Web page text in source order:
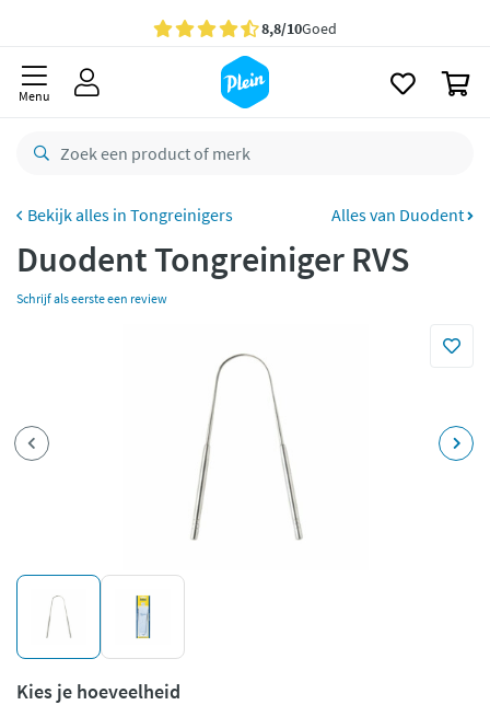
Gratisbezorging vanaf 35,- *
Bestelling uiterlijkzaterdag
retourneren
CO2 neutraal
Betaal met Klarna
Menu
Tongreinigers Alles van Duodent
Duodent Tongreiniger RVS
Schrijf als eerste een review
Kies je hoeveelheid